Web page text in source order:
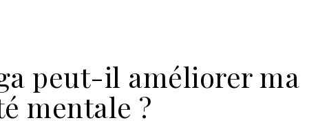
peut-il améliorer ma
mentale ?